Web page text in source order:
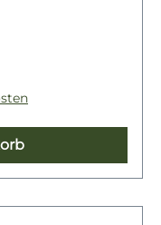
und passt
oder
oder
bringt das
und